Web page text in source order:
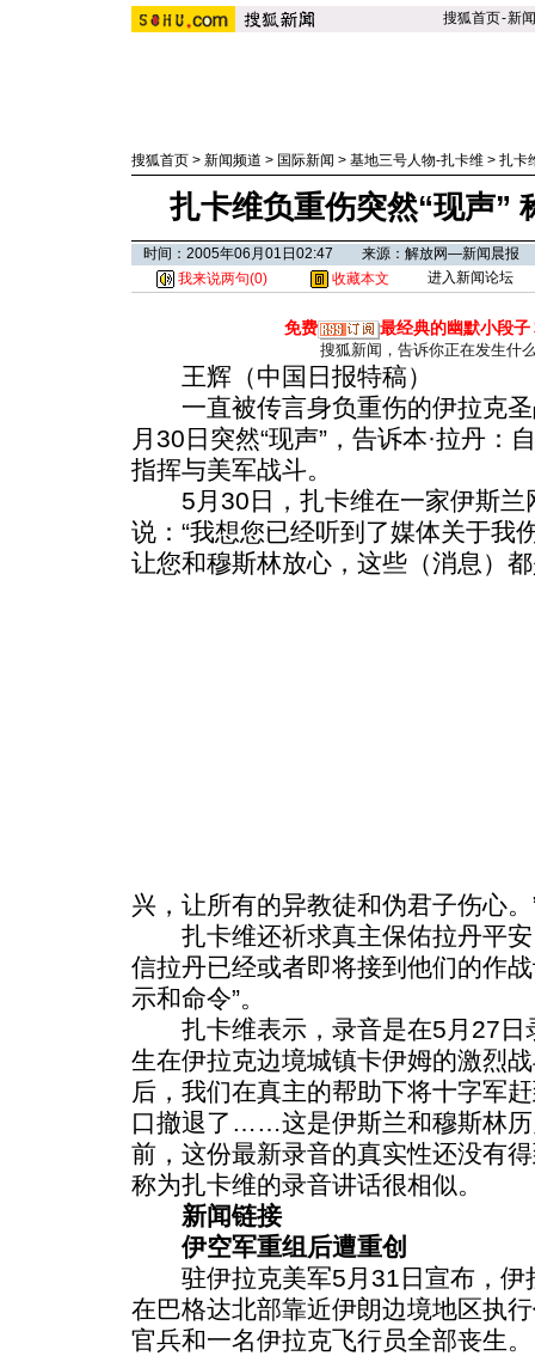
搜狐首页-新闻
搜狐首页 > 新闻频道 > 国际新闻 > 基地三号人物-扎卡维 > 扎卡
扎卡维负重伤突然“现声”
时间：2005年06月01日02:47 来源：解放网—新闻晨报
我来说两句(0) 收藏本文 进入新闻论坛
免费 最经典的幽默小段子
搜狐新闻，告诉你正在发生什
王辉（中国日报特稿）
一直被传言身负重伤的伊拉克圣
月30日突然“现声”，告诉本·拉丹：
指挥与美军战斗。
5月30日，扎卡维在一家伊斯兰
说：“我想您已经听到了媒体关于
让您和穆斯林放心，这些（消息）
兴，让所有的异教徒和伪君子伤心。
扎卡维还祈求真主保佑拉丹平安
信拉丹已经或者即将接到他们的作
示和命令”。
扎卡维表示，录音是在5月27日
生在伊拉克边境城镇卡伊姆的激烈
后，我们在真主的帮助下将十字军
口撤退了……这是伊斯兰和穆斯林历
前，这份最新录音的真实性还没有
称为扎卡维的录音讲话很相似。
新闻链接
伊空军重组后遭重创
驻伊拉克美军5月31日宣布，伊
在巴格达北部靠近伊朗边境地区执
官兵和一名伊拉克飞行员全部丧生。